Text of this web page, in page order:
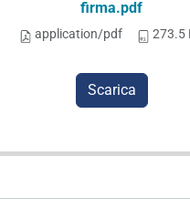
firma.pdf
application/pdf 273.5
Scarica